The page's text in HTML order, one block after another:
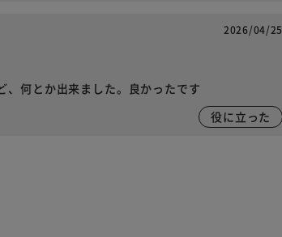
2026/04/25
、何とか出来ました。良かったです
役に立った